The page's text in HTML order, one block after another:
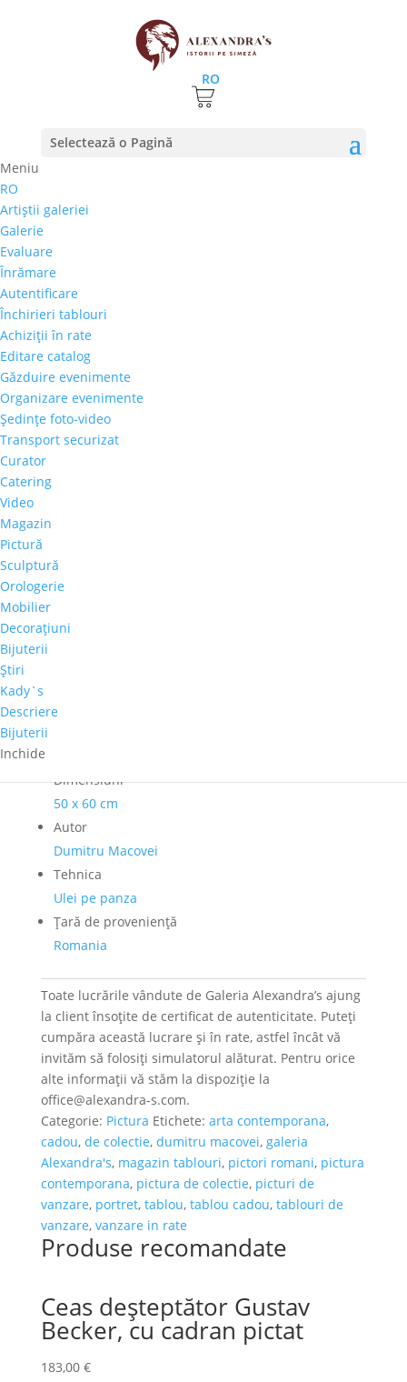
RO
Selectează o Pagină
Meniu
RO
Artiştii galeriei
Galerie
Evaluare
Înrămare
Autentificare
Închirieri tablouri
Achiziţii în rate
Editare catalog
Găzduire evenimente
Organizare evenimente
Şedinţe foto-video
Transport securizat
Curator
Catering
Video
Magazin
Pictură
Sculptură
Orologerie
Mobilier
Decoraţiuni
Bijuterii
Ştiri
Kady`s
Descriere
Bijuterii
Inchide
Prima pagină⚊Magazin
Dumitru Macovei –
„Balcic”
800,00
Selectează rata |
3 luni
6 luni
9 luni
12 luni
Cantitate
Dumitru
Macovei
"Balcic"
Comandă telefonică!
Perioadă
Pret-orientativ
Peisaj Marin
Dimensiuni
50 x 60 cm
Autor
Dumitru Macovei
Tehnica
Ulei pe panza
Ţară de provenienţă
Romania
Toate lucrările vândute de Galeria Alexandra’s ajung
la client însoțite de certificat de autenticitate. Puteți
cumpăra această lucrare și în rate, astfel încât vă
invităm să folosiți simulatorul alăturat. Pentru orice
alte informații vă stăm la dispoziție la
office@alexandra-s.com.
Categorie: Pictura Etichete: arta contemporana,
cadou, de colectie, dumitru macovei, galeria
Alexandra's, magazin tablouri, pictori romani, pictura
contemporana, pictura de colectie, picturi de
vanzare, portret, tablou, tablou cadou, tablouri de
vanzare, vanzare in rate
Produse recomandate
Ceas deșteptător Gustav
Becker, cu cadran pictat
183,00 €